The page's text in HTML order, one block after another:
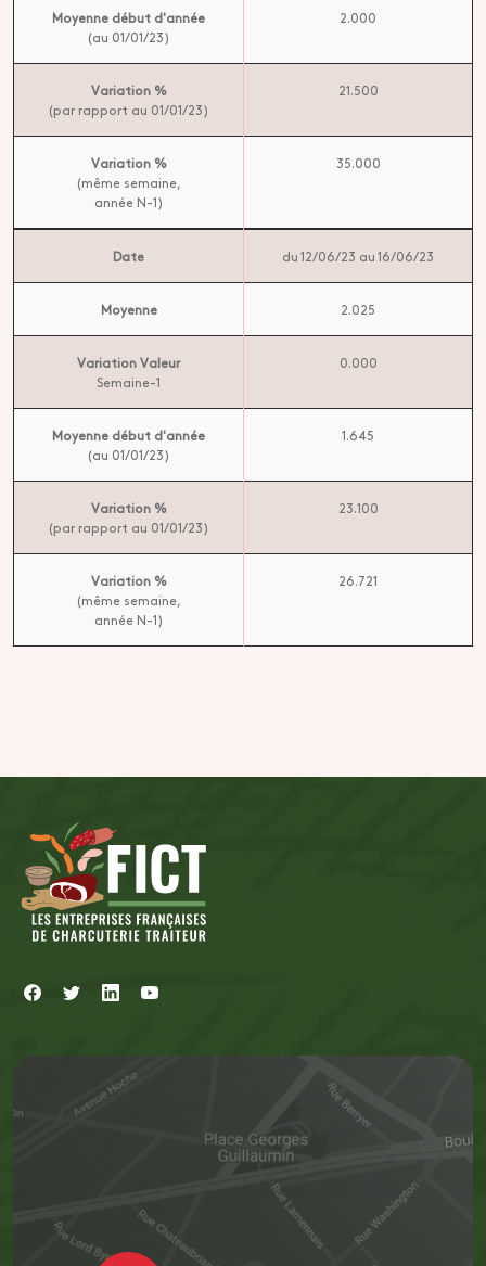
Moyenne début d'année
(au 01/01/23)
2.000
Variation %
(par rapport au 01/01/23)
21.500
Variation %
(même semaine,
année N-1)
35.000
Date du 12/06/23 au 16/06/23
Moyenne 2.025
Variation Valeur
Semaine-1
0.000
Moyenne début d'année
(au 01/01/23)
1.645
Variation %
(par rapport au 01/01/23)
23.100
Variation %
(même semaine,
année N-1)
26.721